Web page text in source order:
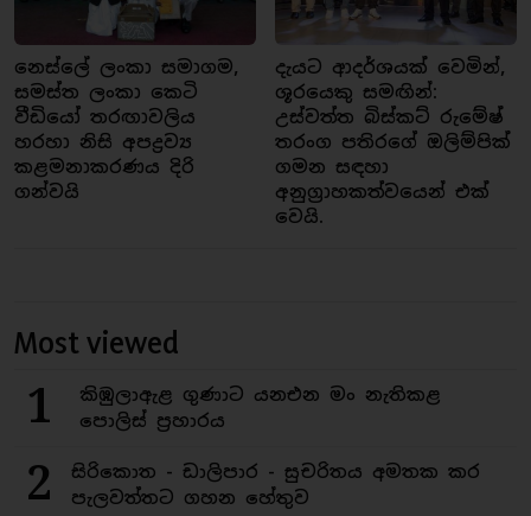
නෙස්ලේ ලංකා සමාගම,
සමස්ත ලංකා කෙටි
වීඩියෝ තරඟාවලිය
හරහා නිසි අපද්‍රව්‍ය
කළමනාකරණය දිරි
ගන්වයි
දැයට ආදර්ශයක් වෙමින්,
ශූරයෙකු සමඟින්:
උස්වත්ත බිස්කට් රුමේෂ්
තරංග පතිරගේ ඔලිම්පික්
ගමන සඳහා
අනුග්‍රාහකත්වයෙන් එක්
වෙයි.
Most viewed
1
කිඹුලාඇළ ගුණාට යනඑන මං නැතිකළ
පොලිස් ප්‍රහාරය
2
සිරිකොත - ඩාලිපාර - සුචරිතය අමතක කර
පැලවත්තට ගහන හේතුව